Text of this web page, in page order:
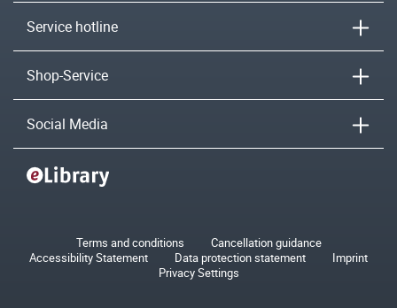
Service hotline
Shop-Service
Social Media
Terms and conditions
Cancellation guidance
Accessibility Statement
Data protection statement
Imprint
Privacy Settings